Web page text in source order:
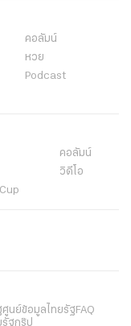
คอลัมน์
หวย
Podcast
คอลัมน์
วิดีโอ
ศูนย์ข้อมูลไทยรัฐFAQ
ฐกรุ๊ป